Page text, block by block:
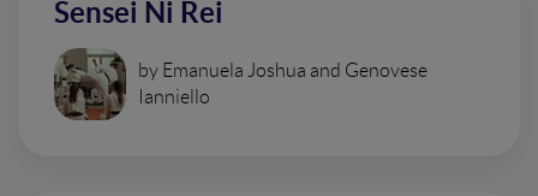
Sensei Ni Rei
by Emanuela Joshua and Genovese
Ianniello